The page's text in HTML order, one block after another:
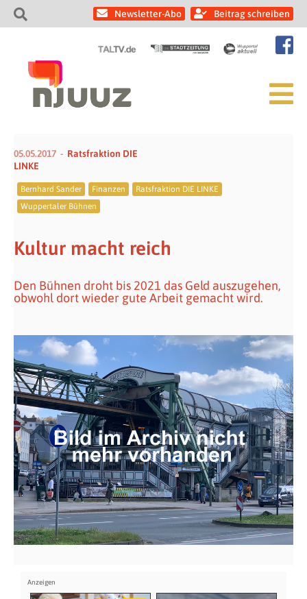
Newsletter-Abo Beitrag schreiben
05.05.2017
Ratsfraktion DIE
LINKE
Bernhard Sander Finanzen
Ratsfraktion DIE LINKE
Wuppertaler Bühnen
Kultur macht reich
Den Bühnen droht bis 2021 das Geld auszugehen,
obwohl dort wieder gute Arbeit gemacht wird.